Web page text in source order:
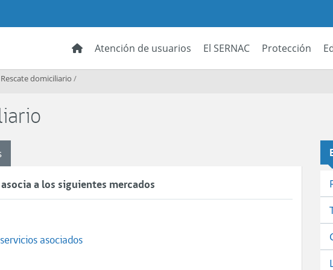
Atención de usuarios El SERNAC Protección
Rescate domiciliario /
a los siguientes mercados
asociados